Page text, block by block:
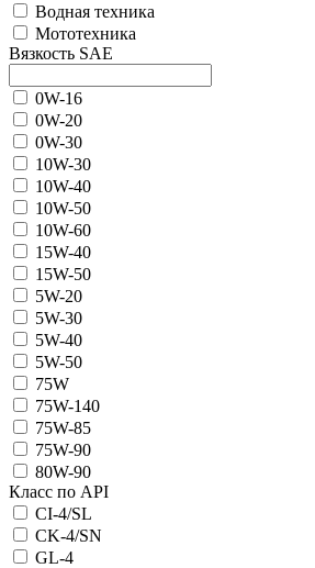
Водная техника
Мототехника
Вязкость SAE
0W-16
0W-20
0W-30
10W-30
10W-40
10W-50
10W-60
15W-40
15W-50
5W-20
5W-30
5W-40
5W-50
75W
75W-140
75W-85
75W-90
80W-90
Класс по API
CI-4/SL
CK-4/SN
GL-4